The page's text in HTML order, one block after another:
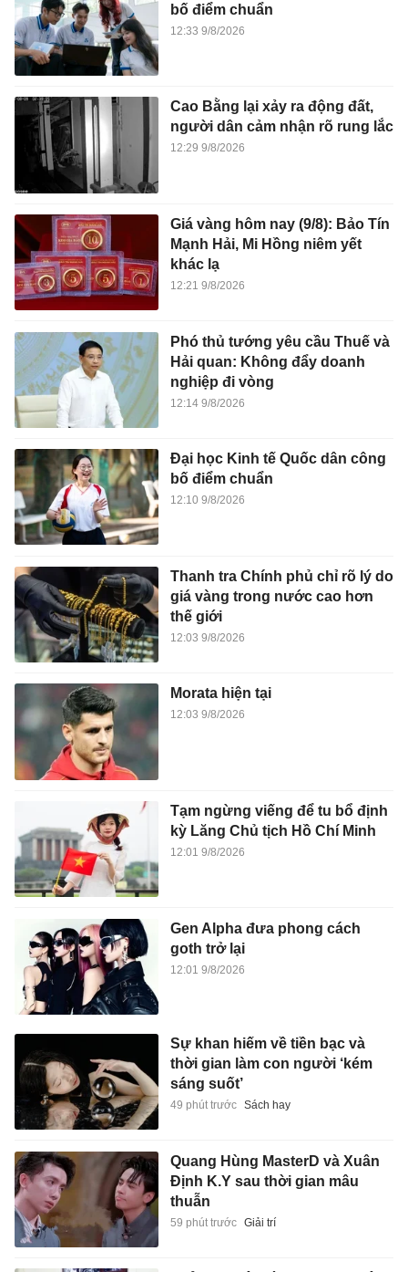
bố điểm chuẩn
12:33 9/8/2026
Cao Bằng lại xảy ra động đất,
người dân cảm nhận rõ rung lắc
12:29 9/8/2026
Giá vàng hôm nay (9/8): Bảo Tín
Mạnh Hải, Mi Hồng niêm yết
khác lạ
12:21 9/8/2026
Phó thủ tướng yêu cầu Thuế và
Hải quan: Không đẩy doanh
nghiệp đi vòng
12:14 9/8/2026
Đại học Kinh tế Quốc dân công
bố điểm chuẩn
12:10 9/8/2026
Thanh tra Chính phủ chỉ rõ lý do
giá vàng trong nước cao hơn
thế giới
12:03 9/8/2026
Morata hiện tại
12:03 9/8/2026
Tạm ngừng viếng để tu bổ định
kỳ Lăng Chủ tịch Hồ Chí Minh
12:01 9/8/2026
Gen Alpha đưa phong cách
goth trở lại
12:01 9/8/2026
Sự khan hiếm về tiền bạc và
thời gian làm con người ‘kém
sáng suốt’
49 phút trước Sách hay
Quang Hùng MasterD và Xuân
Định K.Y sau thời gian mâu
thuẫn
59 phút trước Giải trí